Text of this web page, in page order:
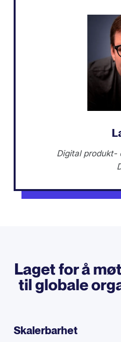
Digital produkt-
Laget for å
til globale
Skalerbarhet